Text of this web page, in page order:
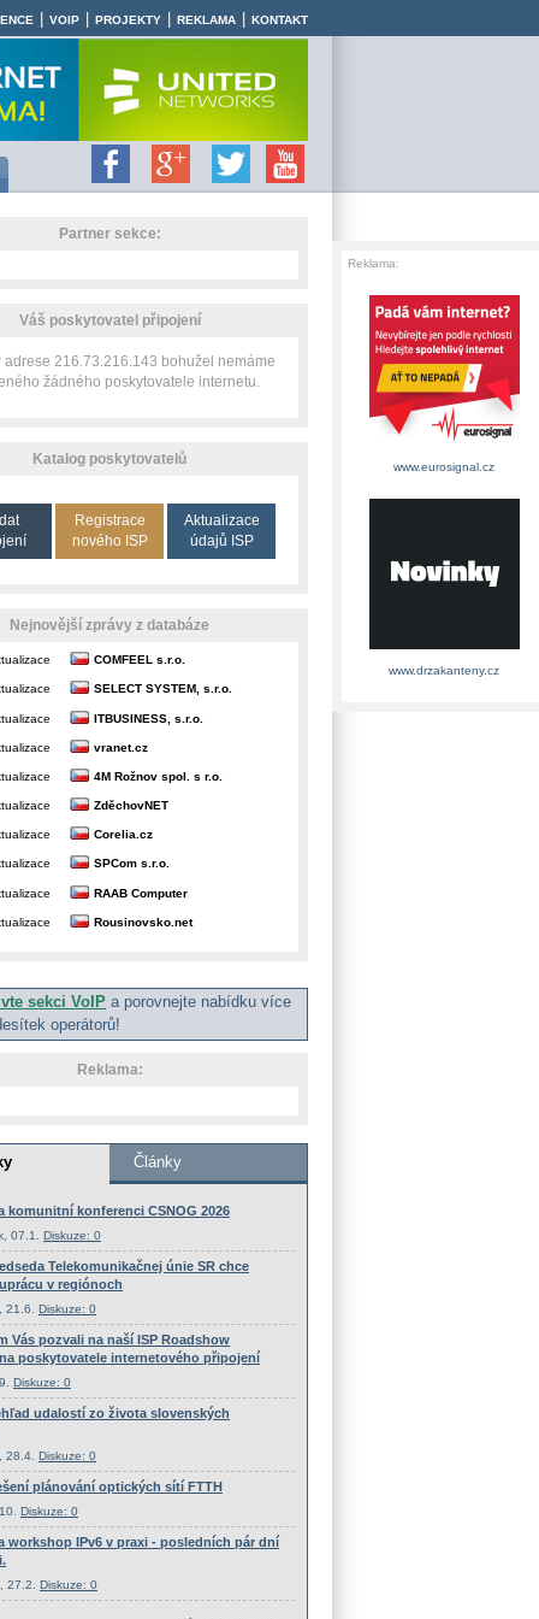
VOIP PROJEKTY REKLAMA KONTAKT
Partner sekce:
Váš poskytovatel připojení
adrese 216.73.216.143 bohužel nemáme
žádného poskytovatele internetu.
Katalog poskytovatelů
Registrace
nového ISP
Aktualizace
údajů ISP
Nejnovější zprávy z databáze
COMFEEL s.r.o.
SELECT SYSTEM, s.r.o.
ITBUSINESS, s.r.o.
vranet.cz
4M Rožnov spol. s r.o.
ZděchovNET
Corelia.cz
SPCom s.r.o.
RAAB Computer
Rousinovsko.net
sekci VoIP a porovnejte nabídku více
operátorů!
Reklama:
Reklama:
www.eurosignal.cz
www.drzakanteny.cz